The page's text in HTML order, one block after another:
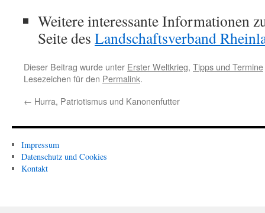
Weitere interessante Informationen
Seite des Landschaftsverband
Dieser Beitrag wurde unter Erster Weltkrieg, Tipps und Termine
Lesezeichen für den Permalink.
← Hurra, Patriotismus und Kanonenfutter
Impressum
Datenschutz und Cookies
Kontakt